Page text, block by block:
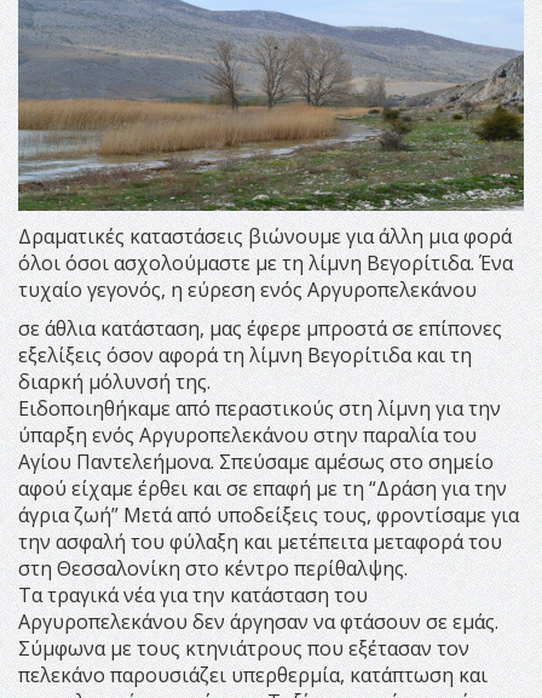
Δραματικές καταστάσεις βιώνουμε για άλλη μια φορά
όλοι όσοι ασχολούμαστε με τη λίμνη Βεγορίτιδα. Ένα
τυχαίο γεγονός, η εύρεση ενός Αργυροπελεκάνου
σε άθλια κατάσταση, μας έφερε μπροστά σε επίπονες
εξελίξεις όσον αφορά τη λίμνη Βεγορίτιδα και τη
διαρκή μόλυνσή της.
Ειδοποιηθήκαμε από περαστικούς στη λίμνη για την
ύπαρξη ενός Αργυροπελεκάνου στην παραλία του
Αγίου Παντελεήμονα. Σπεύσαμε αμέσως στο σημείο
αφού είχαμε έρθει και σε επαφή με τη “Δράση για την
άγρια ζωή” Μετά από υποδείξεις τους, φροντίσαμε για
την ασφαλή του φύλαξη και μετέπειτα μεταφορά του
στη Θεσσαλονίκη στο κέντρο περίθαλψης.
Τα τραγικά νέα για την κατάσταση του
Αργυροπελεκάνου δεν άργησαν να φτάσουν σε εμάς.
Σύμφωνα με τους κτηνιάτρους που εξέτασαν τον
πελεκάνο παρουσιάζει υπερθερμία, κατάπτωση και